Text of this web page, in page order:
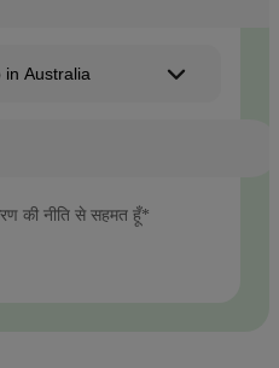
in Australia
की नीति से सहमत हूँ*